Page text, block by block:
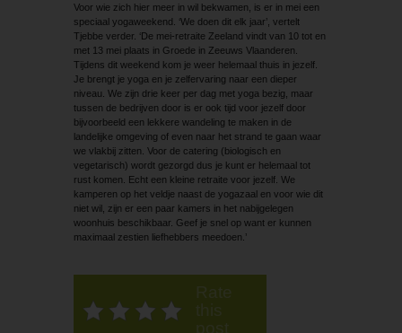
Voor wie zich hier meer in wil bekwamen, is er in mei een
speciaal yogaweekend. ‘We doen dit elk jaar’, vertelt
Tjebbe verder. ‘De mei-retraite Zeeland vindt van 10 tot en
met 13 mei plaats in Groede in Zeeuws Vlaanderen.
Tijdens dit weekend kom je weer helemaal thuis in jezelf.
Je brengt je yoga en je zelfervaring naar een dieper
niveau. We zijn drie keer per dag met yoga bezig, maar
tussen de bedrijven door is er ook tijd voor jezelf door
bijvoorbeeld een lekkere wandeling te maken in de
landelijke omgeving of even naar het strand te gaan waar
we vlakbij zitten. Voor de catering (biologisch en
vegetarisch) wordt gezorgd dus je kunt er helemaal tot
rust komen. Echt een kleine retraite voor jezelf. We
kamperen op het veldje naast de yogazaal en voor wie dit
niet wil, zijn er een paar kamers in het nabijgelegen
woonhuis beschikbaar. Geef je snel op want er kunnen
maximaal zestien liefhebbers meedoen.’